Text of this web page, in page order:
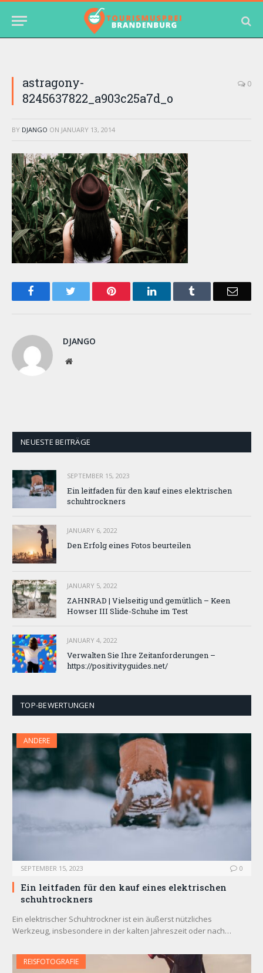
astragony-
8245637822_a903c25a7d_o
0
BY DJANGO ON JANUARY 13, 2014
Facebook Pinterest LinkedIn Email
DJANGO
Website
NEUESTE BEITRÄGE
SEPTEMBER 15, 2023
Ein leitfaden für den kauf eines elektrischen
schuhtrockners
JANUARY 6, 2022
Den Erfolg eines Fotos beurteilen
JANUARY 5, 2022
ZAHNRAD ​​| Vielseitig und gemütlich – Keen
Howser III Slide-Schuhe im Test
JANUARY 4, 2022
Verwalten Sie Ihre Zeitanforderungen –
https://positivityguides.net/
TOP-BEWERTUNGEN
ANDERE
SEPTEMBER 15, 2023 0
Ein leitfaden für den kauf eines elektrischen
schuhtrockners
Ein elektrischer Schuhtrockner ist ein äußerst nützliches
Werkzeug, insbesondere in der kalten Jahreszeit oder nach…
REISFOTOGRAFIE